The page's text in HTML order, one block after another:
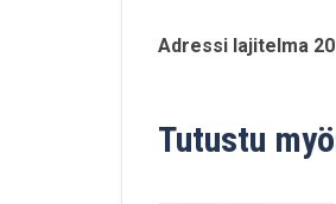
Adressi lajitelma
Tutustu